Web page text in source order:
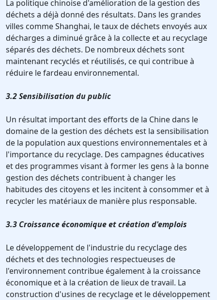
La politique chinoise d'amélioration de la gestion des
déchets a déjà donné des résultats. Dans les grandes
villes comme Shanghai, le taux de déchets envoyés aux
décharges a diminué grâce à la collecte et au recyclage
séparés des déchets. De nombreux déchets sont
maintenant recyclés et réutilisés, ce qui contribue à
réduire le fardeau environnemental.
3.2 Sensibilisation du public
Un résultat important des efforts de la Chine dans le
domaine de la gestion des déchets est la sensibilisation
de la population aux questions environnementales et à
l'importance du recyclage. Des campagnes éducatives
et des programmes visant à former les gens à la bonne
gestion des déchets contribuent à changer les
habitudes des citoyens et les incitent à consommer et à
recycler les matériaux de manière plus responsable.
3.3 Croissance économique et création d'emplois
Le développement de l'industrie du recyclage des
déchets et des technologies respectueuses de
l'environnement contribue également à la croissance
économique et à la création de lieux de travail. La
construction d'usines de recyclage et le développement